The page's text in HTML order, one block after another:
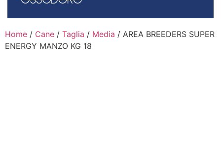
Home / Cane / Taglia / Media / AREA BREEDERS SUPER
ENERGY MANZO KG 18